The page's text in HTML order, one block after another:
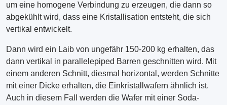
um eine homogene Verbindung zu erzeugen, die dann so
abgekühlt wird, dass eine Kristallisation entsteht, die sich
vertikal entwickelt.
Dann wird ein Laib von ungefähr 150-200 kg erhalten, das
dann vertikal in parallelepiped Barren geschnitten wird. Mit
einem anderen Schnitt, diesmal horizontal, werden Schnitte
mit einer Dicke erhalten, die Einkristallwafern ähnlich ist.
Auch in diesem Fall werden die Wafer mit einer Soda-